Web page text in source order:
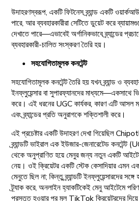
উদাহরণস্বরূপ, একটি ফিটনেস ব্র্যান্ড একটি
পারে, আর ব্যবহারকারীরা সেটিতে ডুয়েট করে
দেখাতে পারে—এভাবেই অর্গানিকভাবে ব্র্যান্ডের
ব্যবহারকারী-চালিত সংস্করণ তৈরি হয়।
সহযোগিতামূলক কনটেন্ট
সহযোগিতামূলক কনটেন্ট তৈরি হয় যখন ব্র্যান্ড ও
ইনফ্লুয়েন্সার বা সুপারফ্যানদের মাধ্যমে—একসাথে
করে। এই ধরনের UGC কার্যকর, কারণ এটি আসল
এবং ব্র্যান্ডের প্রতি অনুরাগকে শক্তিশালী করে।
এই প্রচেষ্টার একটি উদাহরণ দেখা গিয়েছিল
ব্র্যান্ডটি ভাইরাল এক ইউজার-জেনারেটেড কনটেন্ট
থেকে অনুপ্রাণিত হয়ে মেনুর জন্য নতুন একটি
নেয়। ওই ক্রিয়েটর একটি স্টেক কেসাদিয়ার এমন
মেনুতে ছিল না; কিন্তু ব্র্যান্ডটি ইনফ্লুয়েন্সারদের
ট্র্যাক করে, অনলাইন হ্যাকটিকেই মেনু আইটেমে
প্রস্তুত হওয়ার পর মূল TikTok ক্রিয়েটরদের